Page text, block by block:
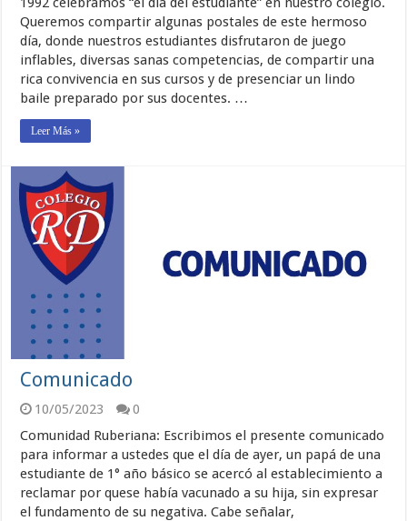
Queremos compartir algunas postales de este hermoso
día, donde nuestros estudiantes disfrutaron de juego
inflables, diversas sanas competencias, de compartir una
rica convivencia en sus cursos y de presenciar un lindo
baile preparado por sus docentes. …
Leer Más »
Comunicado
10/05/2023
0
Comunidad Ruberiana: Escribimos el presente comunicado
para informar a ustedes que el día de ayer, un papá de una
estudiante de 1° año básico se acercó al establecimiento a
reclamar por quese había vacunado a su hija, sin expresar
el fundamento de su negativa. Cabe señalar,